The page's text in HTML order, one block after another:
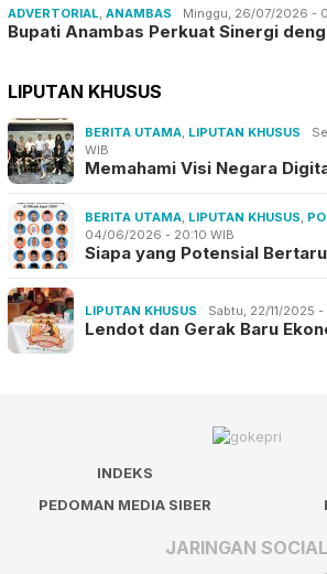
ADVERTORIAL, ANAMBAS Minggu, 26/07/2026 -
Bupati Anambas Perkuat Sinergi
LIPUTAN KHUSUS
BERITA UTAMA, LIPUTAN KHUSUS
WIB
Memahami Visi Negara
BERITA UTAMA, LIPUTAN KHUSUS,
04/06/2026 - 20:10 WIB
Siapa yang Potensial
LIPUTAN KHUSUS Sabtu, 22/11/2025 -
Lendot dan Gerak Baru
INDEKS
PEDOMAN MEDIA SIBER
JARINGAN SOCIAL